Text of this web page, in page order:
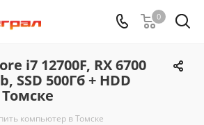
0
i7 12700F, RX 6700
SSD 500Гб + HDD
компьютер в Томске